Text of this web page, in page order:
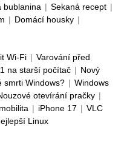
bublanina | Sekaná recept |
| Domácí housky |
Wi-Fi | Varování před
na starší počítač | Nový
smrti Windows? | Windows
otevírání pračky |
| iPhone 17 | VLC
Linux